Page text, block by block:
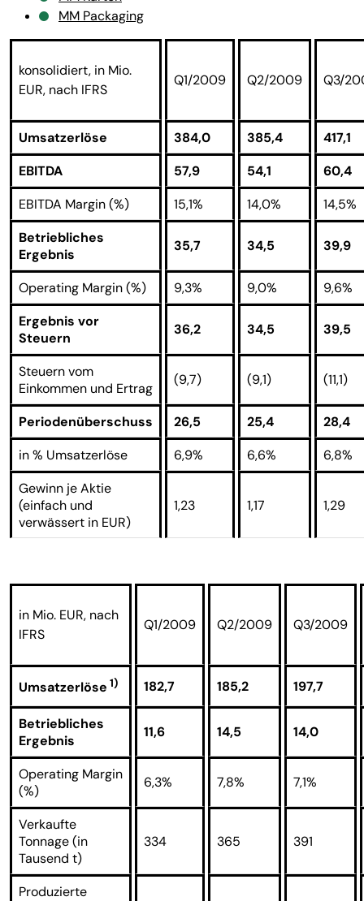
MM Packaging
konsolidiert, in Mio.
EUR, nach IFRS
Q1/2009 Q2/2009 Q3/
Umsatzerlöse 384,0 385,4
417,1
EBITDA
57,9 54,1
60,4
EBITDA Margin (%)
15,1% 14,0%
14,5%
Betriebliches
Ergebnis
35,7 34,5 39,9
Operating Margin (%) 9,3% 9,0%
9,6%
Ergebnis vor
Steuern
36,2 34,5 39,5
Steuern vom
Einkommen und Ertrag
(9,7) (9,1) (11,1)
Periodenüberschuss 26,5 25,4
28,4
in % Umsatzerlöse
6,9% 6,6%
6,8%
Gewinn je Aktie
(einfach und
verwässert in EUR)
1,23 1,17 1,29
in Mio. EUR, nach
IFRS
Q1/2009 Q2/2009 Q3/2009
Umsatzerlöse 1) 182,7 185,2 197,7
Betriebliches
Ergebnis
11,6 14,5 14,0
Operating Margin
(%)
6,3% 7,8% 7,1%
Verkaufte
Tonnage (in
Tausend t)
334 365 391
Produzierte